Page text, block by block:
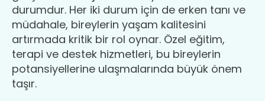
durumdur. Her iki durum için de erken tanı ve
müdahale, bireylerin yaşam kalitesini
artırmada kritik bir rol oynar. Özel eğitim,
terapi ve destek hizmetleri, bu bireylerin
potansiyellerine ulaşmalarında büyük önem
taşır.